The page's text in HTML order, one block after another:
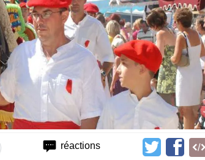
réactions